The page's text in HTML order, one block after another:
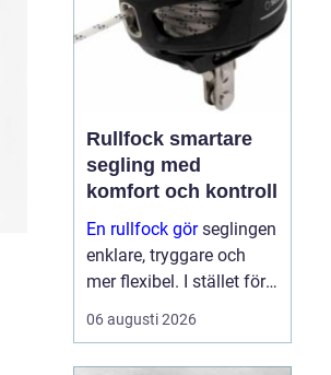
Rullfock smartare
segling med
komfort och kontroll
En rullfock görseglingen
enklare, tryggare och
mer flexibel. I stället för
att byta försegel varje
gång vinden ökar eller
06 augusti 2026